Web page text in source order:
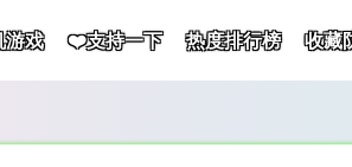
游戏 ❤️支持一下 热度排行榜 收藏